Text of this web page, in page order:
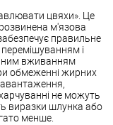
цвяхи». Це
м'язова
правильне
і
вживанням
обмеженні жирних
не можуть
виразки шлунка або
менше.